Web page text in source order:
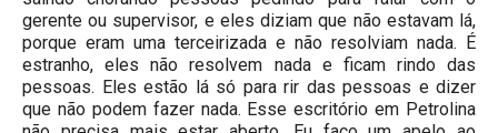
gerente ou supervisor, e eles diziam que não estavam lá,
porque eram uma terceirizada e não resolviam nada. É
estranho, eles não resolvem nada e ficam rindo das
pessoas. Eles estão lá só para rir das pessoas e dizer
que não podem fazer nada. Esse escritório em Petrolina